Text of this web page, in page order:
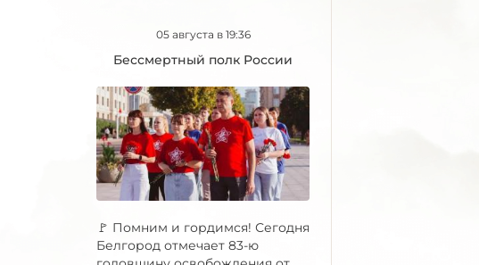
05 августа в 19:36
Бессмертный полк России
🚩 Помним и гордимся! Сегодня
Белгород отмечает 83-ю